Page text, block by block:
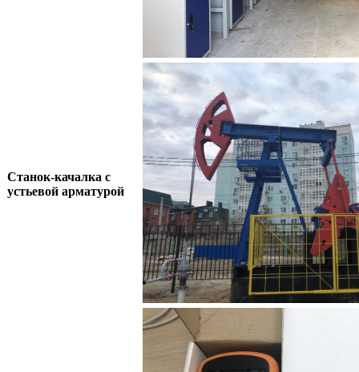
Станок-качалка с
устьевой арматурой